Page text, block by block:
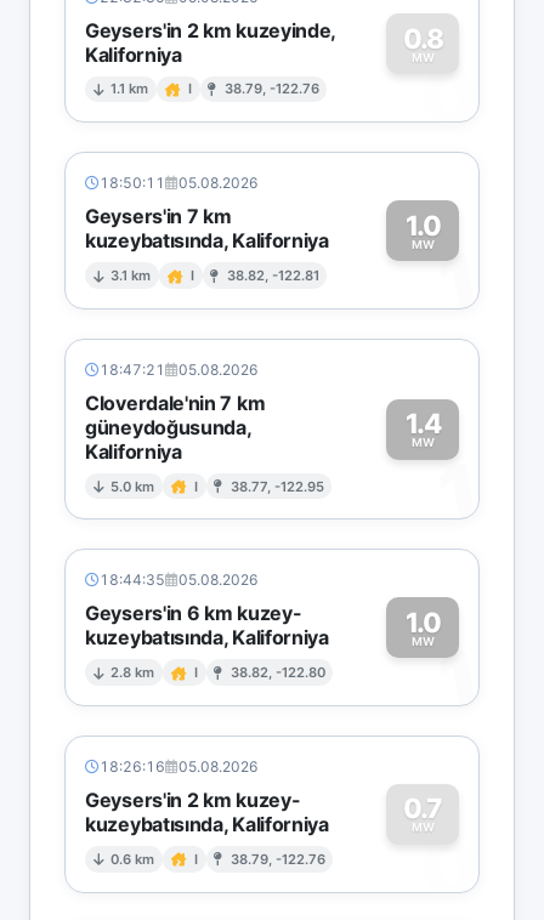
Geysers'in 2 km kuzeyinde,
Kaliforniya
1.1 km I 38.79, -122.76
0.8
MW
0
18:50:11 05.08.2026
Geysers'in 7 km
kuzeybatısında, Kaliforniya
3.1 km I 38.82, -122.81
1.0
MW1
18:47:21 05.08.2026
Cloverdale'nin 7 km
güneydoğusunda,
Kaliforniya
5.0 km I 38.77, -122.95
1.4
MW
1
18:44:35 05.08.2026
Geysers'in 6 km kuzey-
kuzeybatısında, Kaliforniya
2.8 km I 38.82, -122.80
1.0
MW1
18:26:16 05.08.2026
Geysers'in 2 km kuzey-
kuzeybatısında, Kaliforniya
0.6 km I 38.79, -122.76
0.7
MW
0